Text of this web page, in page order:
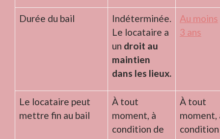
Durée du bail
Indéterminée.
Le locataire a
un droit au
maintien
dans les lieux.
Au moins
3 ans
Le locataire peut
mettre fin au bail
À tout
moment, à
condition de
À tout
moment,